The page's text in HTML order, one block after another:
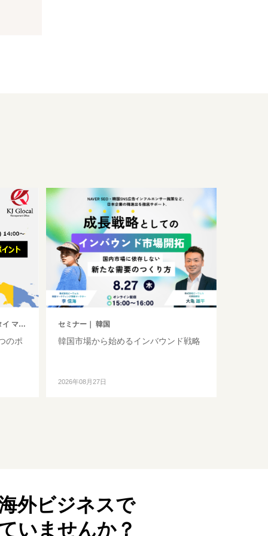
シア
のポ
セミナー｜ 韓国
韓国市場から始めるインバウンド戦略
2026年08月27日
外ビジネスで
いませんか？